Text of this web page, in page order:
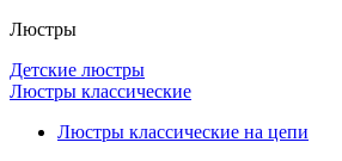
Люстры
Детские люстры
Люстры классические
Люстры классические на цепи